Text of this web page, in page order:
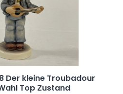
Der kleine Troubadour
Top Zustand